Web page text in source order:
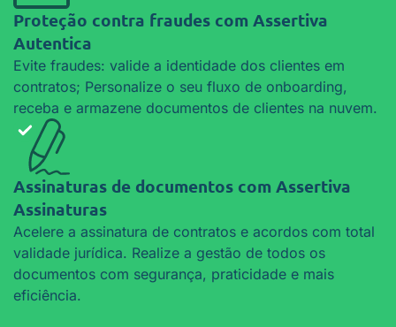
Proteção contra fraudes com Assertiva
Autentica
Evite fraudes: valide a identidade dos clientes em
contratos; Personalize o seu fluxo de onboarding,
receba e armazene documentos de clientes na nuvem.
Assinaturas de documentos com Assertiva
Assinaturas
Acelere a assinatura de contratos e acordos com total
validade jurídica. Realize a gestão de todos os
documentos com segurança, praticidade e mais
eficiência.